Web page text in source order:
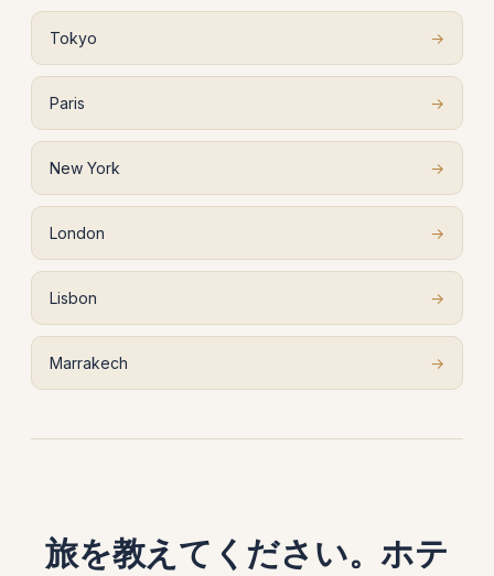
Tokyo →
Paris →
New York →
London →
Lisbon →
Marrakech →
旅を教えてください。ホテ